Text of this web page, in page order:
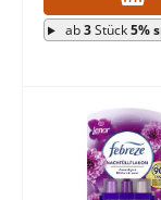
ab3Stück5%